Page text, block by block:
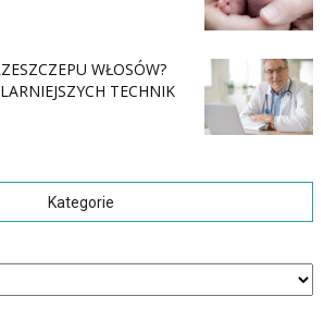
WŁOSÓW?
TECHNIK
Kategorie